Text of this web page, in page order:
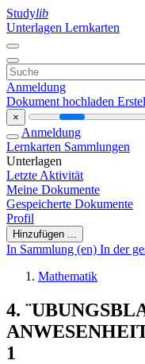
Studylib
Unterlagen Lernkarten
Anmeldung
Dokument hochladen
×
Anmeldung
Lernkarten Sammlungen
Unterlagen
Letzte Aktivität
Meine Dokumente
Gespeicherte Dokumente
Profil
Hinzufügen ...
In Sammlung (en) In der
Mathematik
4.
1